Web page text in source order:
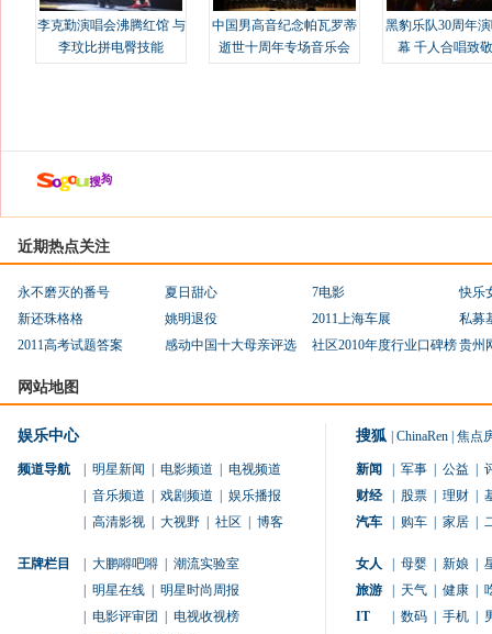
李克勤演唱会沸腾红馆 与
李玟比拼电臀技能
中国男高音纪念帕瓦罗蒂
逝世十周年专场音乐会
黑豹乐队30周年
幕 千人合唱致
近期热点关注
永不磨灭的番号 夏日甜心 7电影
快乐
新还珠格格
姚明退役 2011上海车展
私募
2011高考试题答案
感动中国十大母亲评选 社区2010年度行业口碑榜贵州
网站地图
娱乐中心
频道导航 明星新闻 电影频道
电视频道
音乐频道 戏剧频道
娱乐播报
高清影视 大视野 社区 博客
王牌栏目 大鹏嘚吧嘚
潮流实验室
明星在线
明星时尚周报
电影评审团
电视收视榜
搜狐 ChinaRen 焦点
新闻 军事 公益
财经
股票 理财
汽车
购车 家居
女人 母婴 新娘
旅游
天气 健康
IT
数码 手机